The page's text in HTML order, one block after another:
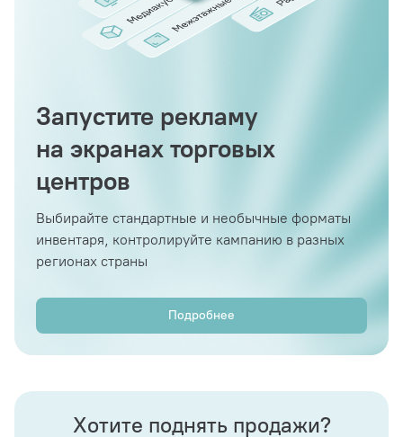
Запустите рекламу
на экранах торговых
центров
Выбирайте стандартные и необычные форматы
инвентаря, контролируйте кампанию в разных
регионах страны
Подробнее
Хотите поднять продажи?